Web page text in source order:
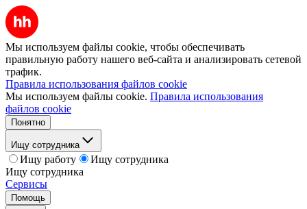
Мы используем файлы cookie, чтобы обеспечивать
правильную работу нашего веб-сайта и анализировать сетевой
трафик.
Правила использования файлов cookie
Мы используем файлы cookie. Правила использования
файлов cookie
Понятно
Ищу сотрудника
Ищу работу
Ищу сотрудника
Ищу сотрудника
Сервисы
Помощь